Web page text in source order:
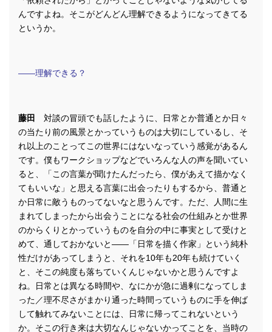
んですよね。そこがどんどん理解できるようになってきてる
というか。
――理解できる？
藤田
対談の冒頭でも話したように、日常とか普通とか日々
の当たり前の風景とかっていうものは大切にしているし、そ
れ以上のことってこの世界にはないなっていう感覚があるん
です。僕もワークショップなどでいろんな人の声を聞いてい
ると、「この言葉が聞けたんだったら、僕があえて描かなく
てもいいな」と思える言葉に出会ったりもするから、普通と
か日常に敵うものってないなと思うんです。ただ、人間に生
まれてしまったから出会うことになる社会の仕組みとか世界
のからくりとかっていうものを自分の中に事実として受けと
めて、通しておかないと――「日常を描く作家」という純朴
性だけがあってしまうと、それを10年も20年も続けていく
と、そこの純度も落ちていくんじゃないかと思うんですよ
ね。日常とは異なる時間や、なにかが急に過剰になってしま
った／理不尽さがまかり通った時間っていうものに手を伸ば
して触れてみないことには、日常に帰ってこれないという
か。そこの行き来は大切なんじゃないかってことを、当時の